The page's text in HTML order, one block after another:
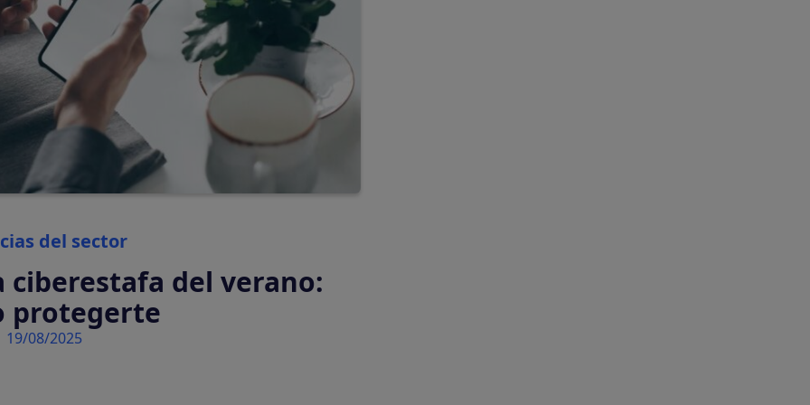
automáticamente
Tasas turísticas
Calcula y cobra tasas
turísticas
automáticamente
Categories
del sector
ciberestafa del verano:
protegerte
19/08/2025